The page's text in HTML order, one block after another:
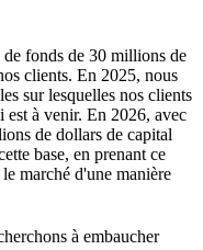
fonds de 30 millions de
clients. En 2025, nous
sur lesquelles nos clients
est à venir. En 2026, avec
de dollars de capital
base, en prenant ce
marché d'une manière
à embaucher